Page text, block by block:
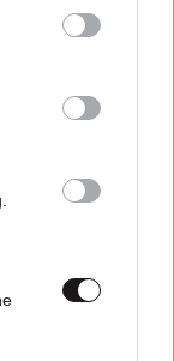
may click to
party tags to
below Google